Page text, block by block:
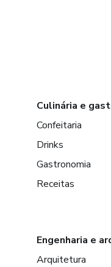
Culinária e
Confeitaria
Drinks
Gastronomia
Receitas
Engenharia e
Arquitetura